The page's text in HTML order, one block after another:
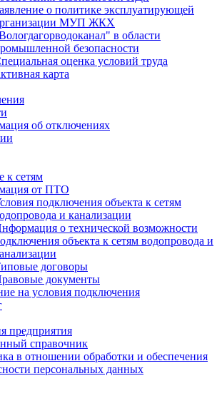
о политике эксплуатирующей
МУП ЖКХ
в области
безопасности
оценка условий труда
карта
об отключениях
к сетям
от ПТО
подключения объекта к сетям
и канализации
о технической возможности
объекта к сетям водопровода и
договоры
документы
на условия подключения
предприятия
справочник
в отношении обработки и обеспечения
персональных данных